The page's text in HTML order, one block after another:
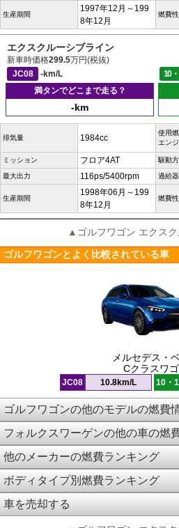
生産期間
1997年12月～199
8年12月
燃費
エクスクルーシブライン
新車時価格299.5万円(税抜)
JC08
-km/L 10
満タンでどこまで走る？
-km
排気量 1984cc
使用
エン
ミッション フロア4AT 駆動
最大出力 116ps/5400rpm 過給器
生産期間
1998年06月～199
8年12月
燃費
▲ゴルフワゴン エクス
ゴルフワゴンとよく比較されている車
メルセデス・
Cクラスワ
JC08 10.8km/L 10・
ゴルフワゴンの他のモデルの燃費
フォルクスワーゲンの他の車の燃
他のメーカーの燃費ランキング
ボディタイプ別燃費ランキング
車を売却する